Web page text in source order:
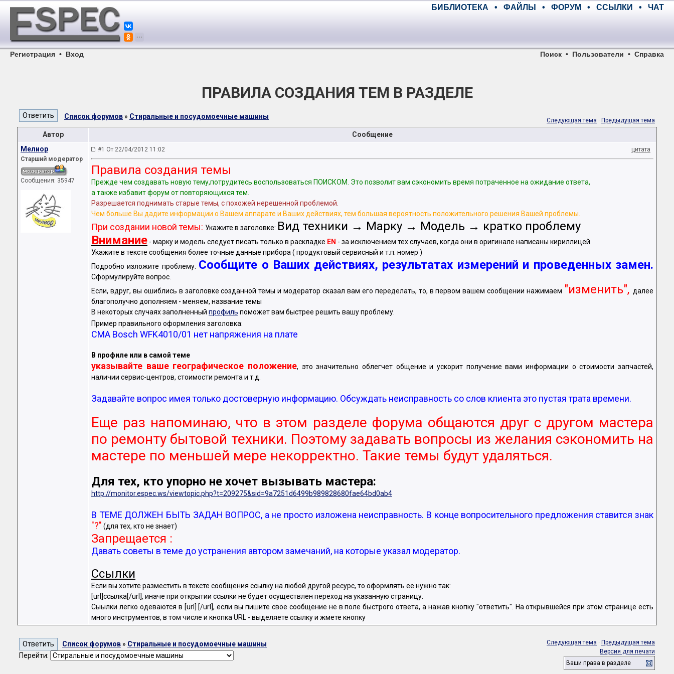
БИБЛИОТЕКА • ФАЙЛЫ • ФОРУМ • ССЫЛКИ • ЧАТ
Регистрация • Вход Поиск • Пользователи • Справка
ПРАВИЛА СОЗДАНИЯ ТЕМ В РАЗДЕЛЕ
Список форумов » Стиральные и посудомоечные машины Следующая тема · Предыдущая тема
Автор
Сообщение
Мелиор
Старший модератор
Сообщения: 35947
#1 От 22/04/2012 11:02 цитата
Правила создания темы
Прежде чем создавать новую тему,потрудитесь воспользоваться ПОИСКОМ. Это позволит вам сэкономить время потраченное на ожидание ответа,
а также избавит форум от повторяющихся тем.
Разрешается поднимать старые темы, с похожей нерешенной проблемой.
Чем больше Вы дадите информации о Вашем аппарате и Ваших действиях, тем большая вероятность положительного решения Вашей проблемы.
При создании новой темы: Укажите в заголовке: Вид техники → Марку → Модель → кратко проблему
Внимание - марку и модель следует писать только в раскладке EN - за исключением тех случаев, когда они в оригинале написаны кириллицей.
Укажите в тексте сообщения более точные данные прибора ( продуктовый сервисный и т.п. номер )
Подробно изложите проблему. Сообщите о Ваших действиях, результатах измерений и проведенных замен.
Сформулируйте вопрос.
Если, вдруг, вы ошиблись в заголовке созданной темы и модератор сказал вам его переделать, то, в первом вашем сообщении нажимаем "изменить",далее
благополучно дополняем - меняем, название темы
В некоторых случаях заполненный профиль поможет вам быстрее решить вашу проблему.
Пример правильного оформления заголовка:
СМА Bosch WFK4010/01 нет напряжения на плате
В профиле или в самой теме
указывайте ваше географическое положение, это значительно облегчет общение и ускорит получение вами информации о стоимости запчастей,
наличии сервис-центров, стоимости ремонта и т.д.
Задавайте вопрос имея только достоверную информацию. Обсуждать неисправность со слов клиента это пустая трата времени.
Еще раз напоминаю, что в этом разделе форума общаются друг с другом мастера
по ремонту бытовой техники. Поэтому задавать вопросы из желания сэкономить на
мастере по меньшей мере некорректно. Такие темы будут удаляться.
Для тех, кто упорно не хочет вызывать мастера:
http://monitor.espec.ws/viewtopic.php?t=209275&sid=9a7251d6499b989828680fae64bd0ab4
В ТЕМЕ ДОЛЖЕН БЫТЬ ЗАДАН ВОПРОС, а не просто изложена неисправность. В конце вопросительного предложения ставится знак
"?" (для тех, кто не знает)
Запрещается :
Давать советы в теме до устранения автором замечаний, на которые указал модератор.
Ссылки
Если вы хотите разместить в тексте сообщения ссылку на любой другой ресурс, то оформлять ее нужно так:
[url]ссылка[/url], иначе при открытии ссылки не будет осуществлен переход на указанную страницу.
Сыылки легко одеваются в [url] [/url], если вы пишите свое сообщение не в поле быстрого ответа, а нажав кнопку "ответить". На открывшейся при этом странице есть
много инструментов, в том числе и кнопка URL - выделяете ссылку и жмете кнопку
Список форумов » Стиральные и посудомоечные машины
Перейти:
Следующая тема · Предыдущая тема
Версия для печати
Ваши права в разделе